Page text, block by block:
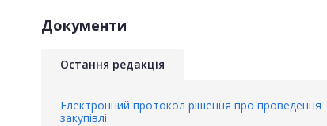
Документи
Остання редакція
Електронний протокол рішення про проведення
закупівлі